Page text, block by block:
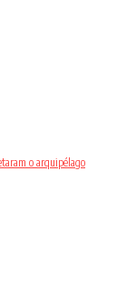
o arquipélago